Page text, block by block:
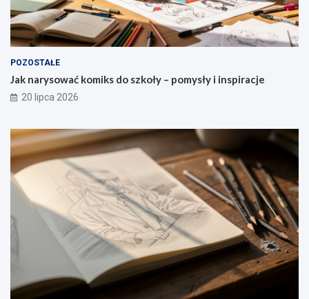
POZOSTAŁE
Jak narysować komiks do szkoły – pomysły i inspiracje
20 lipca 2026